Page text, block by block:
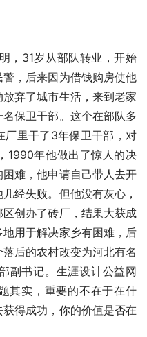
，31岁从部队转业，开始
，后来因为借钱购房使他
弃了城市生活，来到老家
保卫干部。这个在部队多
厂里干了3年保卫干部，对
1990年他做出了惊人的决
难，他申请自己带人去开
经失败。但他没有灰心，
创办了砖厂，结果大获成
用于解决家乡有困难，后
后的农村改变为河北有名
副书记。生涯设计公益网
其实，重要的不在于在什
得成功，你的价值是否在